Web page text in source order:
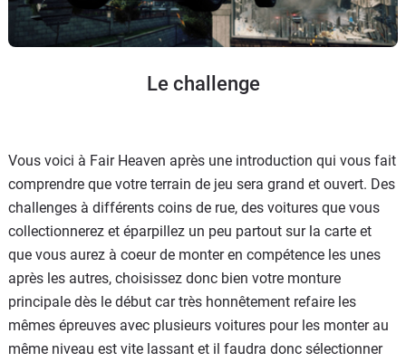
Le challenge
Vous voici à Fair Heaven après une introduction qui vous fait
comprendre que votre terrain de jeu sera grand et ouvert. Des
challenges à différents coins de rue, des voitures que vous
collectionnerez et éparpillez un peu partout sur la carte et
que vous aurez à coeur de monter en compétence les unes
après les autres, choisissez donc bien votre monture
principale dès le début car très honnêtement refaire les
mêmes épreuves avec plusieurs voitures pour les monter au
même niveau est vite lassant et il faudra donc sélectionner